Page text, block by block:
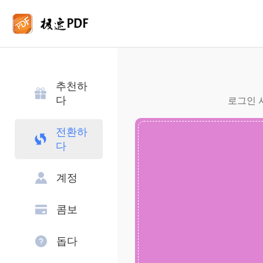
추천하
다
전환하
다
계정
콤보
돕다
로그인